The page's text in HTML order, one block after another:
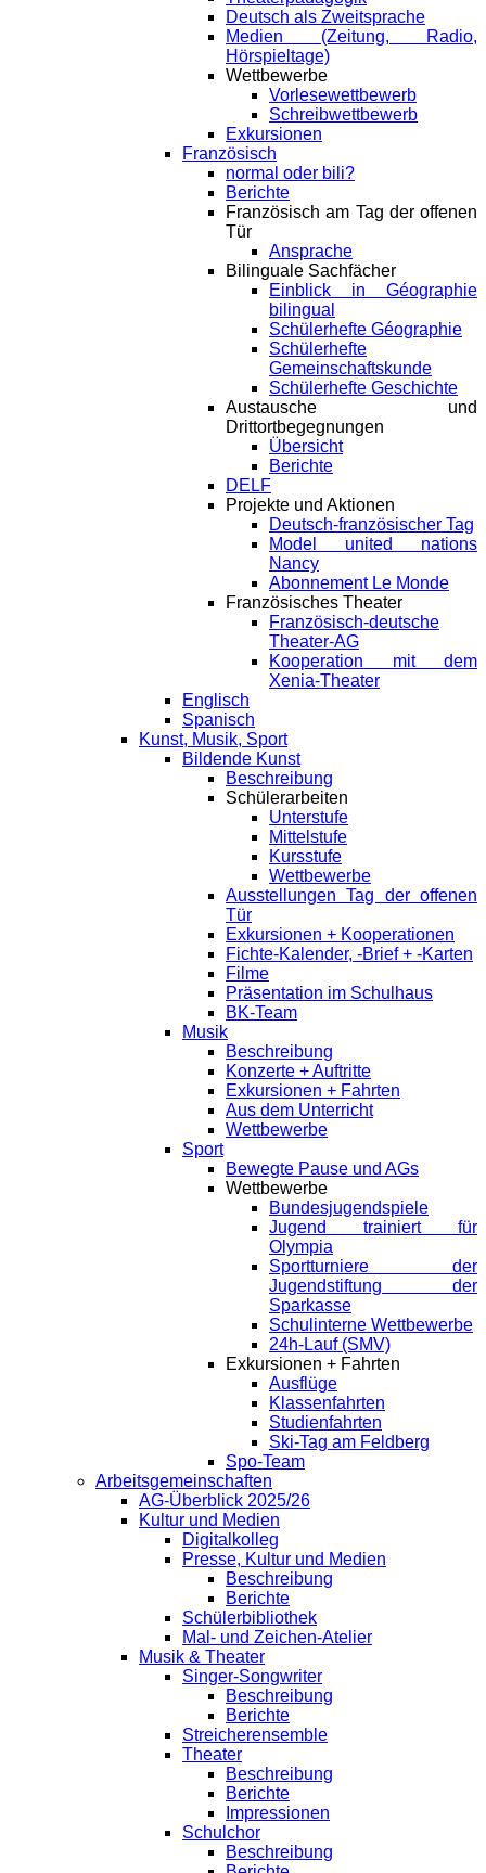
Deutsch als Zweitsprache
Medien (Zeitung, Radio,
Hörspieltage)
Wettbewerbe
Vorlesewettbewerb
Schreibwettbewerb
Exkursionen
Französisch
normal oder bili?
Berichte
Französisch am Tag der offenen
Tür
Ansprache
Bilinguale Sachfächer
Einblick in Géographie
bilingual
Schülerhefte Géographie
Schülerhefte
Gemeinschaftskunde
Schülerhefte Geschichte
Austausche und
Drittortbegegnungen
Übersicht
Berichte
DELF
Projekte und Aktionen
Deutsch-französischer Tag
Model united nations
Nancy
Abonnement Le Monde
Französisches Theater
Französisch-deutsche
Theater-AG
Kooperation mit dem
Xenia-Theater
Englisch
Spanisch
Kunst, Musik, Sport
Bildende Kunst
Beschreibung
Schülerarbeiten
Unterstufe
Mittelstufe
Kursstufe
Wettbewerbe
Ausstellungen Tag der offenen
Tür
Exkursionen + Kooperationen
Fichte-Kalender, -Brief + -Karten
Filme
Präsentation im Schulhaus
BK-Team
Musik
Beschreibung
Konzerte + Auftritte
Exkursionen + Fahrten
Aus dem Unterricht
Wettbewerbe
Sport
Bewegte Pause und AGs
Wettbewerbe
Bundesjugendspiele
Jugend trainiert für
Olympia
Sportturniere der
Jugendstiftung der
Sparkasse
Schulinterne Wettbewerbe
24h-Lauf (SMV)
Exkursionen + Fahrten
Ausflüge
Klassenfahrten
Studienfahrten
Ski-Tag am Feldberg
Spo-Team
Arbeitsgemeinschaften
AG-Überblick 2025/26
Kultur und Medien
Digitalkolleg
Presse, Kultur und Medien
Beschreibung
Berichte
Schülerbibliothek
Mal- und Zeichen-Atelier
Musik & Theater
Singer-Songwriter
Beschreibung
Berichte
Streicherensemble
Theater
Beschreibung
Berichte
Impressionen
Schulchor
Beschreibung